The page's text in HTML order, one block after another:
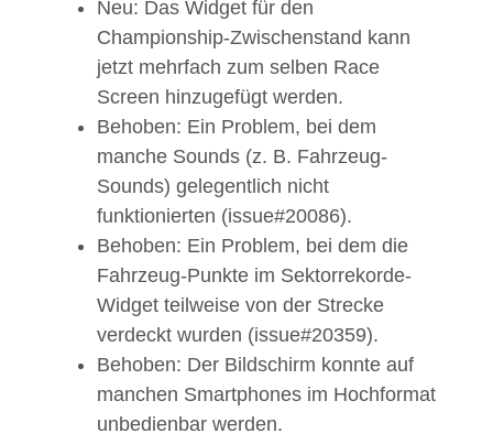
Neu: Das Widget für den
Championship-Zwischenstand kann
jetzt mehrfach zum selben Race
Screen hinzugefügt werden.
Behoben: Ein Problem, bei dem
manche Sounds (z. B. Fahrzeug-
Sounds) gelegentlich nicht
funktionierten (issue#20086).
Behoben: Ein Problem, bei dem die
Fahrzeug-Punkte im Sektorrekorde-
Widget teilweise von der Strecke
verdeckt wurden (issue#20359).
Behoben: Der Bildschirm konnte auf
manchen Smartphones im Hochformat
unbedienbar werden.